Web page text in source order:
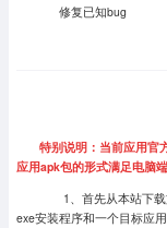
修复已知bug
特别说明：当前应用官
应用apk包的形式满足电脑
1、首先从本站下
exe安装程序和一个目标应